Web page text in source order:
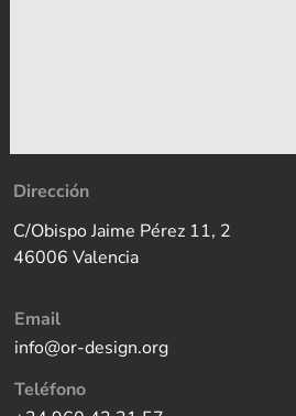
Dirección
C/Obispo Jaime Pérez 11, 2
46006 Valencia
Email
info@or-design.org
Teléfono